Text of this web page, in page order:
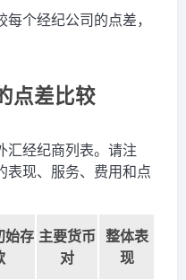
个经纪公司的点差，
点差比较
汇经纪商列表。请注
表现、服务、费用和点
始存 主要货币
对
整体表
现